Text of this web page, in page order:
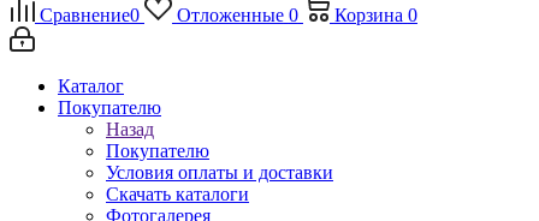
Сравнение0 Отложенные 0 Корзина 0
Каталог
Покупателю
Назад
Покупателю
Условия оплаты и доставки
Скачать каталоги
Фотогалерея